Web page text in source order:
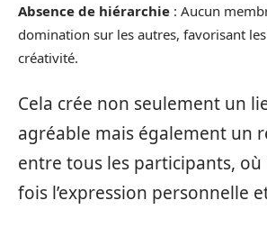
Absence de hiérarchie : Aucun
domination sur les autres, favorisant
créativité.
Cela crée non seulement un
agréable mais également un
entre tous les participants, où
fois l’expression personnelle